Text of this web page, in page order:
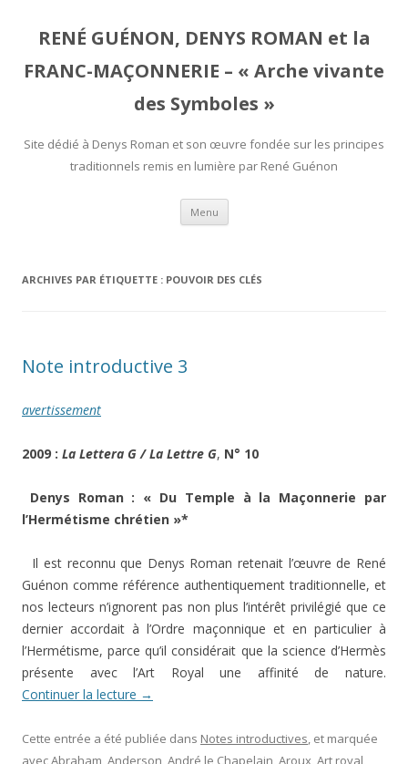
RENÉ GUÉNON, DENYS ROMAN et la
FRANC-MAÇONNERIE – « Arche vivante
des Symboles »
Site dédié à Denys Roman et son œuvre fondée sur les principes
traditionnels remis en lumière par René Guénon
Menu Aller
contenu
ARCHIVES PAR ÉTIQUETTE : POUVOIR DES CLÉS
Note introductive 3
avertissement
2009 : La Lettera G / La Lettre G, N° 10
Denys Roman : « Du Temple à la Maçonnerie par
l’Hermétisme chrétien »*
Il est reconnu que Denys Roman retenait l’œuvre de René
Guénon comme référence authentiquement traditionnelle, et
nos lecteurs n’ignorent pas non plus l’intérêt privilégié que ce
dernier accordait à l’Ordre maçonnique et en particulier à
l’Hermétisme, parce qu’il considérait que la science d’Hermès
présente avec l’Art Royal une affinité de nature.
Continuer la lecture →
Cette entrée a été publiée dans Notes introductives, et marquée
avecAbraham,Anderson,André le Chapelain,Aroux,Art royal,